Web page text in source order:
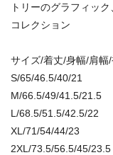
トリーのグラフィッ
コレクション
サイズ/着丈/身幅/肩幅/
S/65/46.5/40/21
M/66.5/49/41.5/21.5
L/68.5/51.5/42.5/22
XL/71/54/44/23
2XL/73.5/56.5/45/23.5